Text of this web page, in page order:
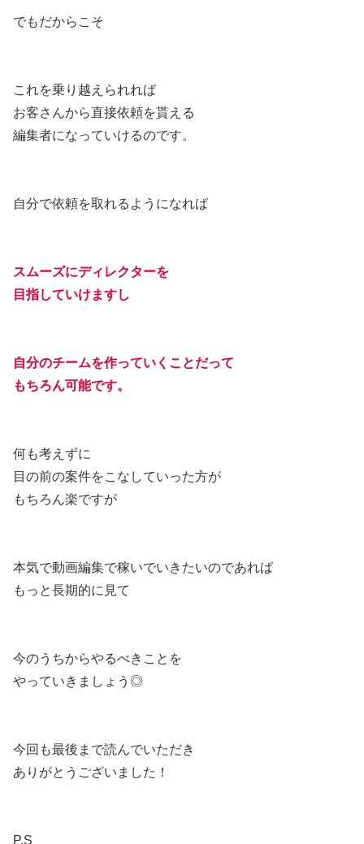
でもだからこそ
これを乗り越えられれば
お客さんから直接依頼を貰える
編集者になっていけるのです。
自分で依頼を取れるようになれば
スムーズにディレクターを
目指していけますし
自分のチームを作っていくことだって
もちろん可能です。
何も考えずに
目の前の案件をこなしていった方が
もちろん楽ですが
本気で動画編集で稼いでいきたいのであれば
もっと長期的に見て
今のうちからやるべきことを
やっていきましょう◎
今回も最後まで読んでいただき
ありがとうございました！
P.S